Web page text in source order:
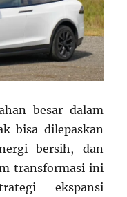
besar dalam
bisa dilepaskan
bersih, dan
transformasi ini
ekspansi